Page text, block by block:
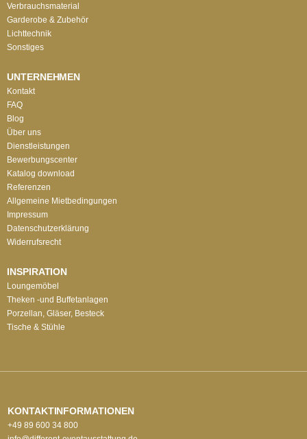
Verbrauchsmaterial
Garderobe & Zubehör
Lichttechnik
Sonstiges
UNTERNEHMEN
Kontakt
FAQ
Blog
Über uns
Dienstleistungen
Bewerbungscenter
Katalog download
Referenzen
Allgemeine Mietbedingungen
Impressum
Datenschutzerklärung
Widerrufsrecht
INSPIRATION
Loungemöbel
Theken -und Buffetanlagen
Porzellan, Gläser, Besteck
Tische & Stühle
KONTAKTINFORMATIONEN
+49 89 600 34 800